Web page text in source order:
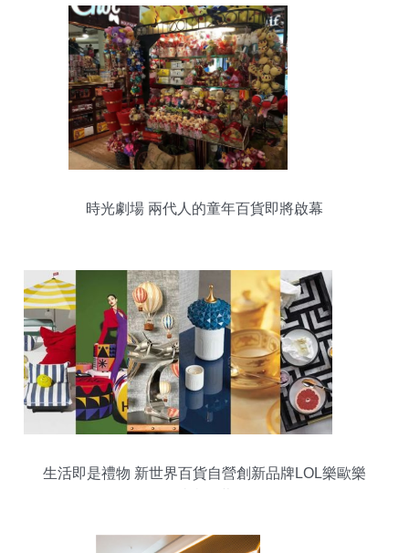
時光劇場 兩代人的童年百貨即將啟幕
生活即是禮物 新世界百貨自營創新品牌LOL樂歐樂